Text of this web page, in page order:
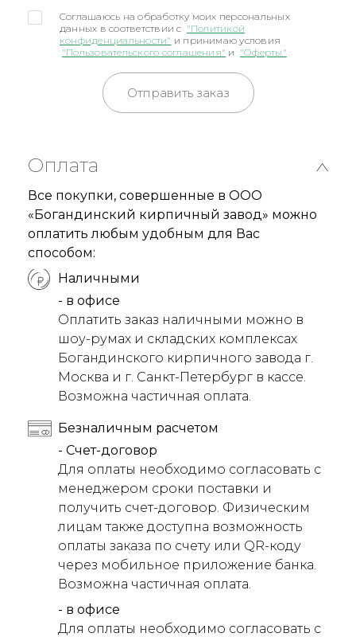
Соглашаюсь на обработку моих персональных
данных в соответствии с "Политикой
конфиденциальности" и принимаю условия
"Пользовательского соглашения" и "Оферты"
Отправить заказ
Оплата
Все покупки, совершенные в ООО
«Богандинский кирпичный завод» можно
оплатить любым удобным для Вас
способом:
Наличными
- в офисе
Оплатить заказ наличными можно в
шоу-румах и складских комплексах
Богандинского кирпичного завода г.
Москва и г. Санкт-Петербург в кассе.
Возможна частичная оплата.
Безналичным расчетом
- Счет-договор
Для оплаты необходимо согласовать с
менеджером сроки поставки и
получить счет-договор. Физическим
лицам также доступна возможность
оплаты заказа по счету или QR-коду
через мобильное приложение банка.
Возможна частичная оплата.
- в офисе
Для оплаты необходимо согласовать с